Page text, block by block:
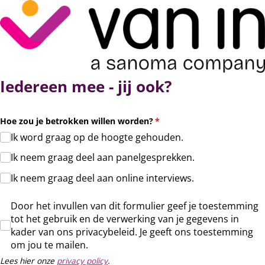
Iedereen mee - jij ook?
Hoe zou je betrokken willen worden?*
(is vereist)
Ik word graag op de hoogte gehouden.
Ik neem graag deel aan panelgesprekken.
Ik neem graag deel aan online interviews.
Door het invullen van dit formulier geef je toestemming tot
Door het invullen van dit formulier geef je toestemming
tot het gebruik en de verwerking van je gegevens in
kader van ons privacybeleid. Je geeft ons toestemming
om jou te mailen.
Lees hier onze privacy policy.